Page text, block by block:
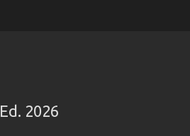
Ed. 2026